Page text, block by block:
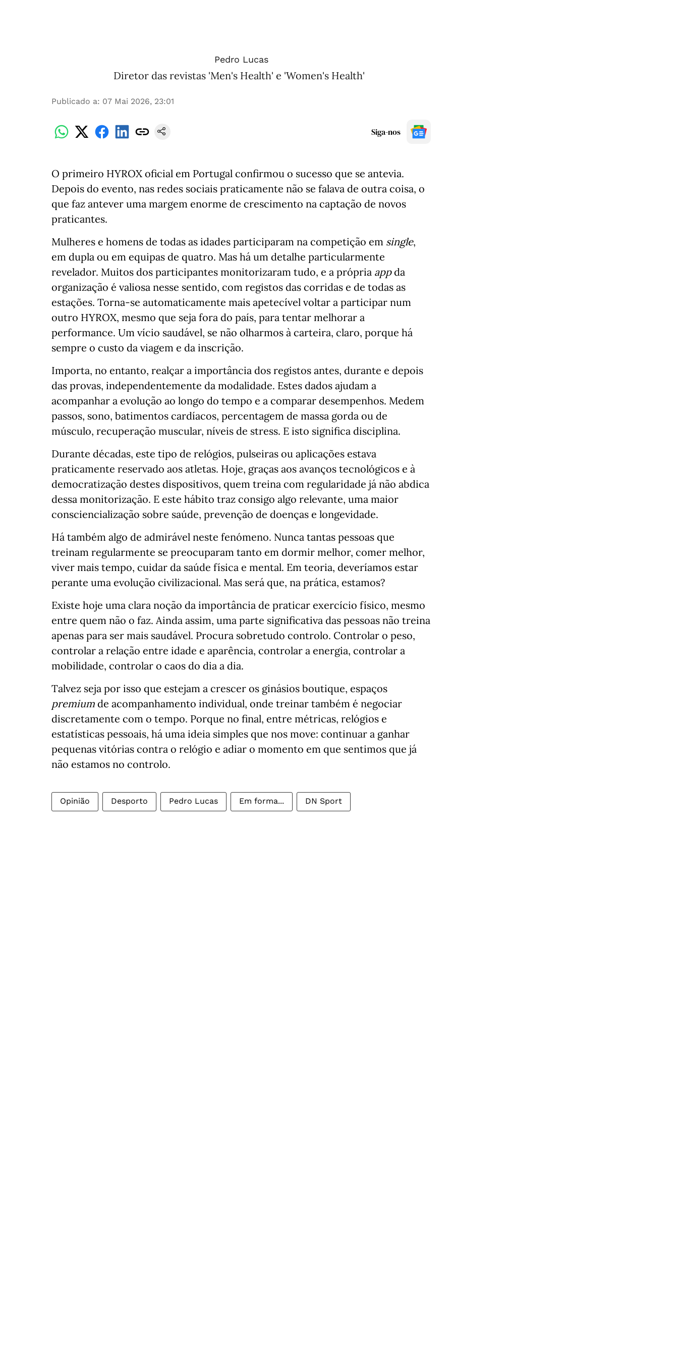
Pedro Lucas
Diretor das revistas 'Men's Health' e 'Women's Health'
Publicado a: 07 Mai 2026, 23:01
Siga-nos
O primeiro HYROX oficial em Portugal confirmou o sucesso que se antevia.
Depois do evento, nas redes sociais praticamente não se falava de outra coisa, o
que faz antever uma margem enorme de crescimento na captação de novos
praticantes.
Mulheres e homens de todas as idades participaram na competição em single,
em dupla ou em equipas de quatro. Mas há um detalhe particularmente
revelador. Muitos dos participantes monitorizaram tudo, e a própria appda
organização é valiosa nesse sentido, com registos das corridas e de todas as
estações. Torna-se automaticamente mais apetecível voltar a participar num
outro HYROX, mesmo que seja fora do país, para tentar melhorar a
performance. Um vício saudável, se não olharmos à carteira, claro, porque há
sempre o custo da viagem e da inscrição.
Importa, no entanto, realçar a importância dos registos antes, durante e depois
das provas, independentemente da modalidade. Estes dados ajudam a
acompanhar a evolução ao longo do tempo e a comparar desempenhos. Medem
passos, sono, batimentos cardíacos, percentagem de massa gorda ou de
músculo, recuperação muscular, níveis de stress. E isto significa disciplina.
Durante décadas, este tipo de relógios, pulseiras ou aplicações estava
praticamente reservado aos atletas. Hoje, graças aos avanços tecnológicos e à
democratização destes dispositivos, quem treina com regularidade já não abdica
dessa monitorização. E este hábito traz consigo algo relevante, uma maior
consciencialização sobre saúde, prevenção de doenças e longevidade.
Há também algo de admirável neste fenómeno. Nunca tantas pessoas que
treinam regularmente se preocuparam tanto em dormir melhor, comer melhor,
viver mais tempo, cuidar da saúde física e mental. Em teoria, deveríamos estar
perante uma evolução civilizacional. Mas será que, na prática, estamos?
Existe hoje uma clara noção da importância de praticar exercício físico, mesmo
entre quem não o faz. Ainda assim, uma parte significativa das pessoas não treina
apenas para ser mais saudável. Procura sobretudo controlo. Controlar o peso,
controlar a relação entre idade e aparência, controlar a energia, controlar a
mobilidade, controlar o caos do dia a dia.
Talvez seja por isso que estejam a crescer os ginásios boutique, espaços
premium de acompanhamento individual, onde treinar também é negociar
discretamente com o tempo. Porque no final, entre métricas, relógios e
estatísticas pessoais, há uma ideia simples que nos move: continuar a ganhar
pequenas vitórias contra o relógio e adiar o momento em que sentimos que já
não estamos no controlo.
Opinião Desporto Pedro Lucas Em forma... DN Sport